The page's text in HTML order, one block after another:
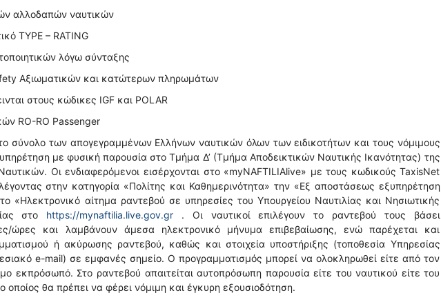
αλλοδαπών ναυτικών
TYPE – RATING
λόγω σύνταξης
Αξιωματικών και κατώτερων πληρωμάτων
στους κώδικες IGF και POLAR
RO-RO Passenger
σύνολο των απογεγραμμένων Ελλήνων ναυτικών όλων των ειδικοτήτων και τους νόμιμους
με φυσική παρουσία στο Τμήμα Δ’ (Τμήμα Αποδεικτικών Ναυτικής Ικανότητας) της
Οι ενδιαφερόμενοι εισέρχονται στο «myNAFTILIAlive» με τους κωδικούς TaxisΝet
στην κατηγορία «Πολίτης και Καθημερινότητα» την «Εξ αποστάσεως εξυπηρέτηση
«Ηλεκτρονικό αίτημα ραντεβού σε υπηρεσίες του Υπουργείου Ναυτιλίας και Νησιωτικής
στο https://mynaftilia.live.gov.gr . Οι ναυτικοί επιλέγουν το ραντεβού τους βάσει
ώρες και λαμβάνουν άμεσα ηλεκτρονικό μήνυμα επιβεβαίωσης, ενώ παρέχεται και
ή ακύρωσης ραντεβού, καθώς και στοιχεία υποστήριξης (τοποθεσία Υπηρεσίας
e-mail) σε εμφανές σημείο. Ο προγραμματισμός μπορεί να ολοκληρωθεί είτε από τον
εκπρόσωπό. Στο ραντεβού απαιτείται αυτοπρόσωπη παρουσία είτε του ναυτικού είτε του
θα πρέπει να φέρει νόμιμη και έγκυρη εξουσιοδότηση.